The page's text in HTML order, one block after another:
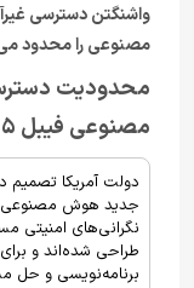
واشنگتن دسترسی
مصنوعی را محدود
محدودیت
مصنوعی فیبل ۵ و میتوس ۵ توسط آمریکا
دولت آمریکا تصمیم
نگرانی‌های امنیتی
طراحی شده‌اند و
برنامه‌نویسی و حل